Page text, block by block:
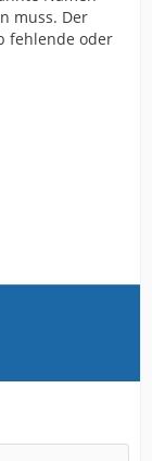
muss. Der
fehlende oder